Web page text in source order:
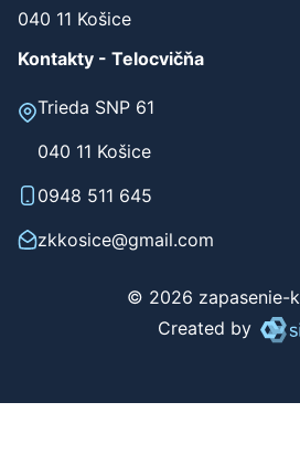
040 11 Košice
Kontakty - Telocvičňa
Trieda SNP 61
040 11 Košice
0948 511 645
zkkosice@gmail.com
© 2026 zapasenie-
Created by